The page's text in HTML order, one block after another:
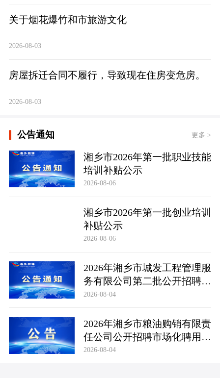
关于烟花爆竹和市旅游文化
2026-08-03
房屋拆迁合同不履行，导致现在住房变危房。
2026-08-03
公告通知 更多 >
湘乡市2026年第一批职业技能
培训补贴公示
2026-08-06
湘乡市2026年第一批创业培训
补贴公示
2026-08-06
2026年湘乡市城发工程管理服
务有限公司第二批公开招聘市
场化聘用工作人员笔试成绩公
2026-08-04
2026年湘乡市粮油购销有限责
任公司公开招聘市场化聘用工
作人员笔试成绩公布及成绩复
2026-08-04